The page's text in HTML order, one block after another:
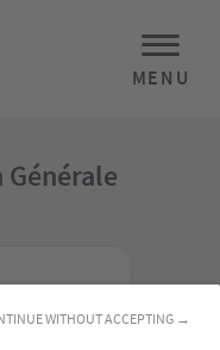
WITHOUT ACCEPTING →
MENU
Générale